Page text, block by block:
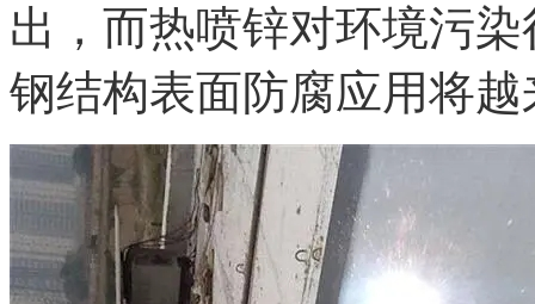
出，而热喷锌对环境污
钢结构表面防腐应用将